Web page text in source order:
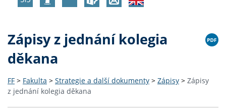
Zápisy z jednání kolegia
děkana
FF > Fakulta > Strategie a další dokumenty > Zápisy > Zápisy
z jednání kolegia děkana